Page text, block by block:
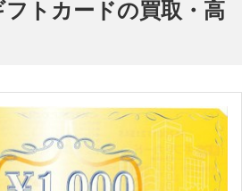
フトカードの買取・高